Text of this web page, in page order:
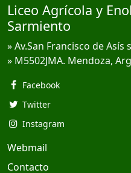
Liceo Agrícola y
Sarmiento
» Av.San Francisco de Asís
» M5502JMA. Mendoza,
Facebook
Twitter
Instagram
Webmail
Contacto